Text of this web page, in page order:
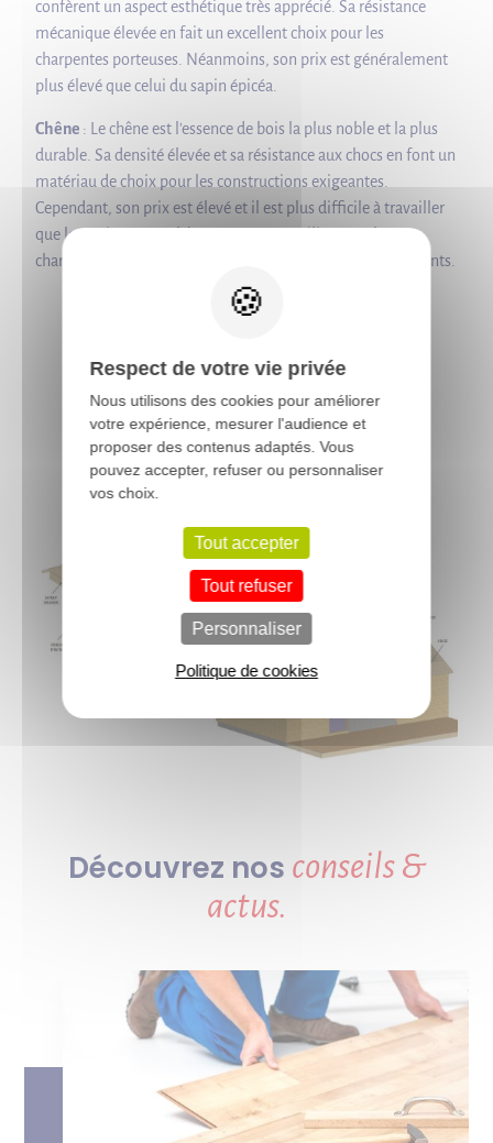
confèrent un aspect esthétique très apprécié. Sa résistance
mécanique élevée en fait un excellent choix pour les
charpentes porteuses. Néanmoins, son prix est généralement
plus élevé que celui du sapin épicéa.
Chêne : Le chêne est l'essence de bois la plus noble et la plus
durable. Sa densité élevée et sa résistance aux chocs en font un
matériau de choix pour les constructions exigeantes.
Cependant, son prix est élevé et il est plus difficile à travailler
que les résineux. Le chêne est souvent utilisé pour les
charpentes apparentes et les éléments structuraux importants.
Découvrez nos conseils &
actus.
Respect de votre vie privée
Nous utilisons des cookies pour améliorer
votre expérience, mesurer l'audience et
proposer des contenus adaptés. Vous
pouvez accepter, refuser ou personnaliser
vos choix.
Tout accepter
Tout refuser
Personnaliser
Politique de cookies